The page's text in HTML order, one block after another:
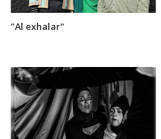
"Al exhalar"